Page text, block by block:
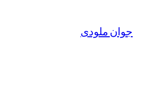
جوان ملودی